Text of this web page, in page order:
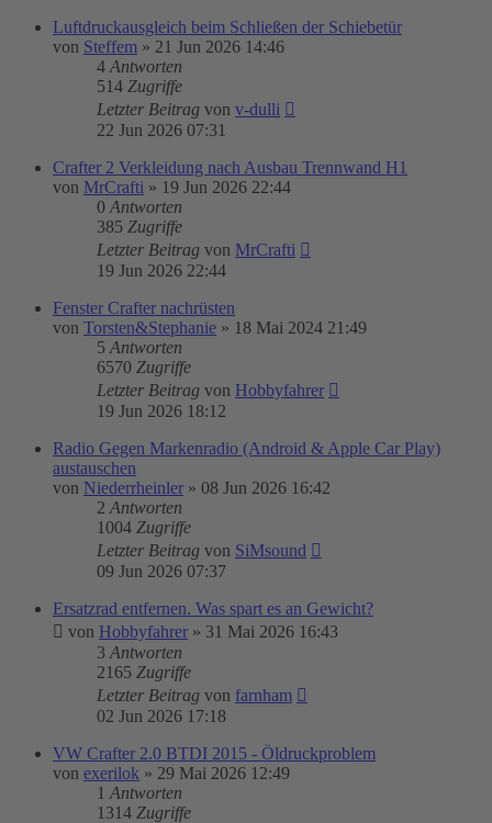
Luftdruckausgleich beim Schließen der Schiebetür
von Steffem » 21 Jun 2026 14:46
4 Antworten
514 Zugriffe
Letzter Beitrag von v-dulli
22 Jun 2026 07:31
Crafter 2 Verkleidung nach Ausbau Trennwand H1
von MrCrafti » 19 Jun 2026 22:44
0 Antworten
385 Zugriffe
Letzter Beitrag von MrCrafti
19 Jun 2026 22:44
Fenster Crafter nachrüsten
von Torsten&Stephanie » 18 Mai 2024 21:49
5 Antworten
6570 Zugriffe
Letzter Beitrag von Hobbyfahrer
19 Jun 2026 18:12
Radio Gegen Markenradio (Android & Apple Car Play)
austauschen
von Niederrheinler » 08 Jun 2026 16:42
2 Antworten
1004 Zugriffe
Letzter Beitrag von SiMsound
09 Jun 2026 07:37
Ersatzrad entfernen. Was spart es an Gewicht?
von Hobbyfahrer » 31 Mai 2026 16:43
3 Antworten
2165 Zugriffe
Letzter Beitrag von farnham
02 Jun 2026 17:18
VW Crafter 2.0 BTDI 2015 - Öldruckproblem
von exerilok » 29 Mai 2026 12:49
1 Antworten
1314 Zugriffe